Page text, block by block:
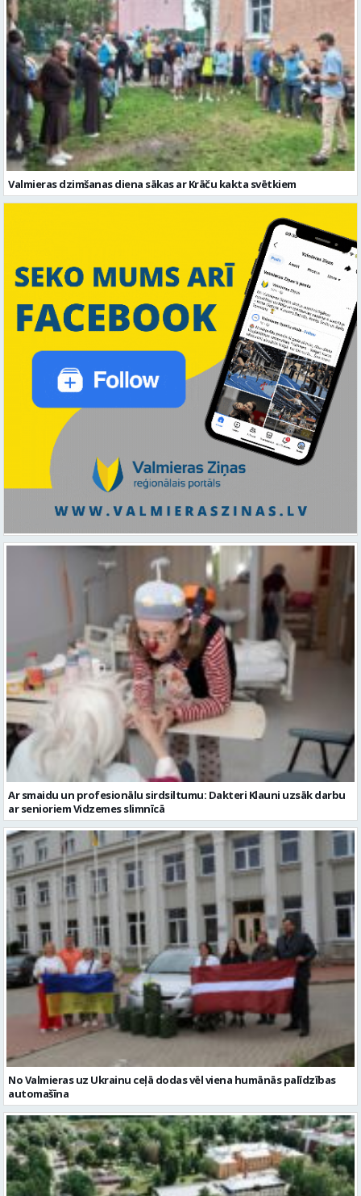
Valmieras dzimšanas diena sākas ar Krāču kakta svētkiem
Ar smaidu un profesionālu sirdsiltumu: Dakteri Klauni uzsāk darbu
ar senioriem Vidzemes slimnīcā
No Valmieras uz Ukrainu ceļā dodas vēl viena humānās palīdzības
automašīna